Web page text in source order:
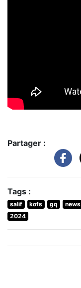
Partager :
Tags :
salif kofs gq news
2024